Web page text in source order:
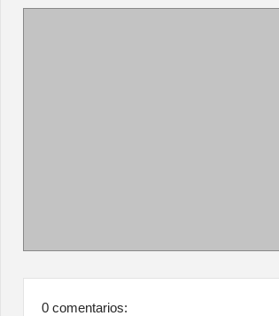
0 comentarios: